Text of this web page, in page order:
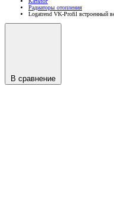
Радиаторы отопления
Logatrend VK-Profil встроенный
В сравнение